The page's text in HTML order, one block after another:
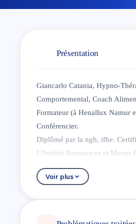
Présentation
Giancarlo Catania, Hypno-
Comportemental, Coach
Formateur (à Henallux Namur
Conférencier.
Diplômé par la ngh, ifhe.
L'Institut Ressources et Master
Diplômé également en
Informatique. Formé en
active du patient. Il s'agit plus
Voir plus